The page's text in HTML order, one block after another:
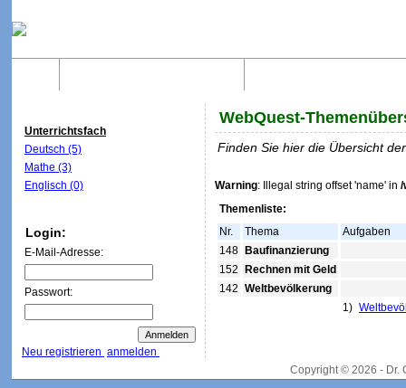
Unterrichtsfach
Deutsch (5)
Mathe (3)
Englisch (0)
Login:
E-Mail-Adresse:
Passwort:
Neu registrieren anmelden
WebQuest-
Finden Sie hier die Übersicht
Warning: Illegal string offset 'name' in /
Themenliste:
Nr.
Thema
Aufgaben
148
Baufinanzierung
152
Rechnen mit Geld
142 Weltbevölkerung
1)
Copyright © 2026 - Dr.